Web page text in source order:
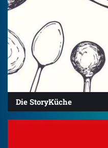
Die StoryKüche